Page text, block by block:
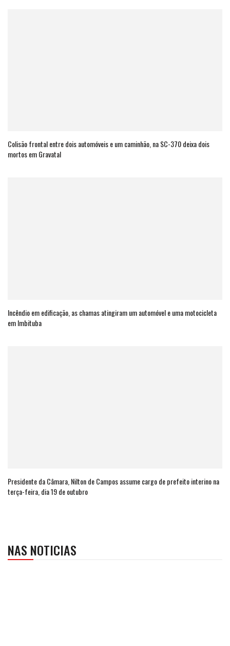
Colisão frontal entre dois automóveis e um caminhão, na SC-370 deixa dois
mortos em Gravatal
Incêndio em edificação, as chamas atingiram um automóvel e uma motocicleta
em Imbituba
Presidente da Câmara, Nilton de Campos assume cargo de prefeito interino na
terça-feira, dia 19 de outubro
NAS NOTICIAS